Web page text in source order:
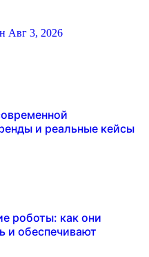
Авг 3, 2026
и реальные кейсы
роботы: как они
и обеспечивают